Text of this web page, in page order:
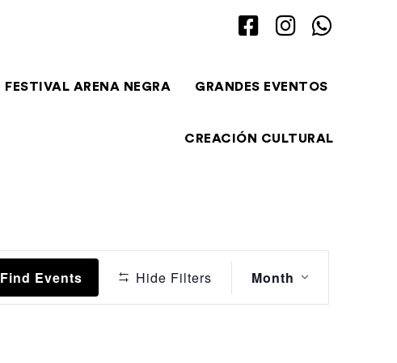
FESTIVAL ARENA NEGRA GRANDES EVENTOS
CREACIÓN CULTURAL
Find Events Hide Filters
Views
Month